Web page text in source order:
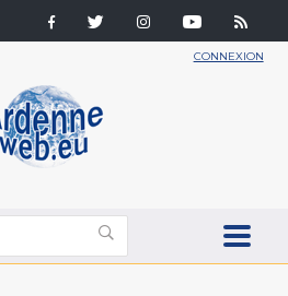
CONNEXION